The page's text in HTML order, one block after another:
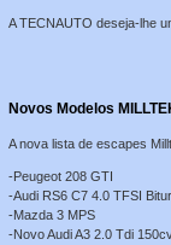
A TECNAUTO deseja-lhe
Novos Modelos
A nova lista de escapes
-Peugeot 208 GTI
-Audi RS6 C7 4.0 TFSI
-Mazda 3 MPS
-Novo Audi A3 2.0 Tdi